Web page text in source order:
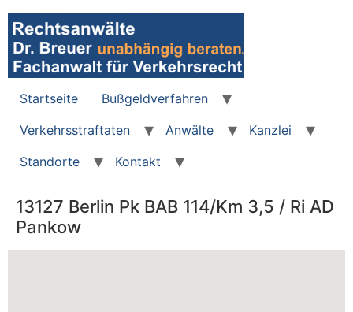
Zum
Inhalt
wechseln
Startseite
Bußgeldverfahren
Verkehrsstraftaten
Anwälte
Kanzlei
Standorte
Kontakt
13127 Berlin Pk BAB 114/Km 3,5 / Ri AD
Pankow